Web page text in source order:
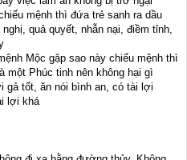
mệnh thì đứa trẻ sanh ra dầu
quả quyết, nhẫn nại, điềm tỉnh,
Mộc gặp sao này chiếu mệnh thì
một Phúc tinh nên không hại gì
gả tốt, ăn nói bình an, có tài lợi
lợi khá